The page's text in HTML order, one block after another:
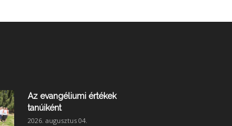
Az evangéliumi értékek
tanúiként
2026. augusztus 04.